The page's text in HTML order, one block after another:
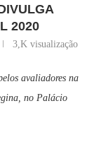
2020
3,Kvisualização
avaliadores na
no Palácio